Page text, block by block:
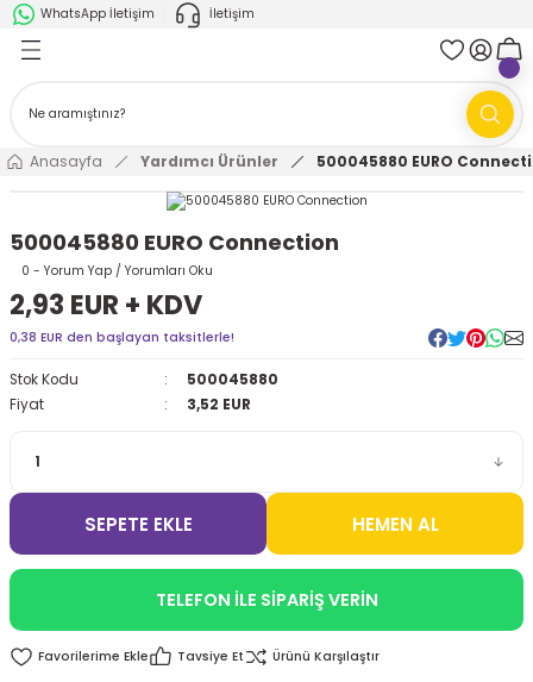
WhatsApp İletişim İletişim
Geri Dön
AMR'ler
Ark Kaynağı Robotları
Ark Kaynağı Robotları
Boya Robotları
Geri Dön
Anasayfa Yardımcı Ürünler 500045880 EURO
500045880 EURO Connection
0 - Yorum Yap / Yorumları Oku
2,93 EUR + KDV
0,38 EUR den başlayan taksitlerle!
Stok Kodu
500045880
Fiyat
3,52 EUR
SEPETE EKLE HEMEN AL
TELEFON İLE SİPARİŞ VERİN
Tavsiye Et Ürünü Karşılaştır